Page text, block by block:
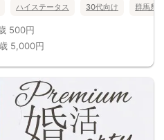
ハイステータス 30代向け 群馬県
500円
5,000円